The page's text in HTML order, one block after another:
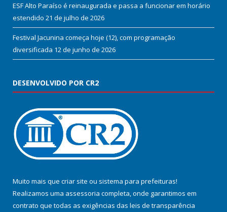
ESF Alto Paraíso é reinaugurada e passa a funcionar em horário
estendido 21 de julho de 2026
Festival Jacunina começa hoje (12), com programação
diversificada 12 de junho de 2026
DESENVOLVIDO POR CR2
Muito mais que criar site ou sistema para prefeituras!
Realizamos uma assessoria completa, onde garantimos em
contrato que todas as exigências das leis de transparência